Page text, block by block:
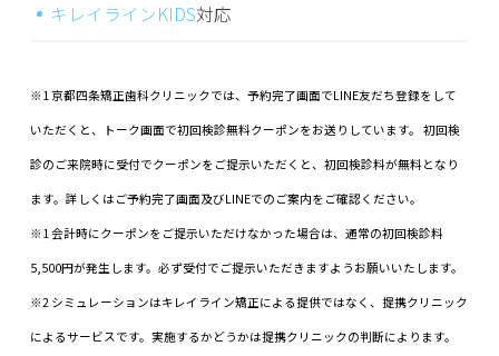
キレイラインKIDS対応
※1 京都四条矯正歯科クリニックでは、予約完了画面でLINE友だち登録をして
いただくと、トーク画面で初回検診無料クーポンをお送りしています。 初回検
診のご来院時に受付でクーポンをご提示いただくと、初回検診料が無料となり
ます。詳しくはご予約完了画面及びLINEでのご案内をご確認ください。
※1 会計時にクーポンをご提示いただけなかった場合は、通常の初回検診料
5,500円が発生します。必ず受付でご提示いただきますようお願いいたします。
※2 シミュレーションはキレイライン矯正による提供ではなく、提携クリニック
によるサービスです。実施するかどうかは提携クリニックの判断によります。